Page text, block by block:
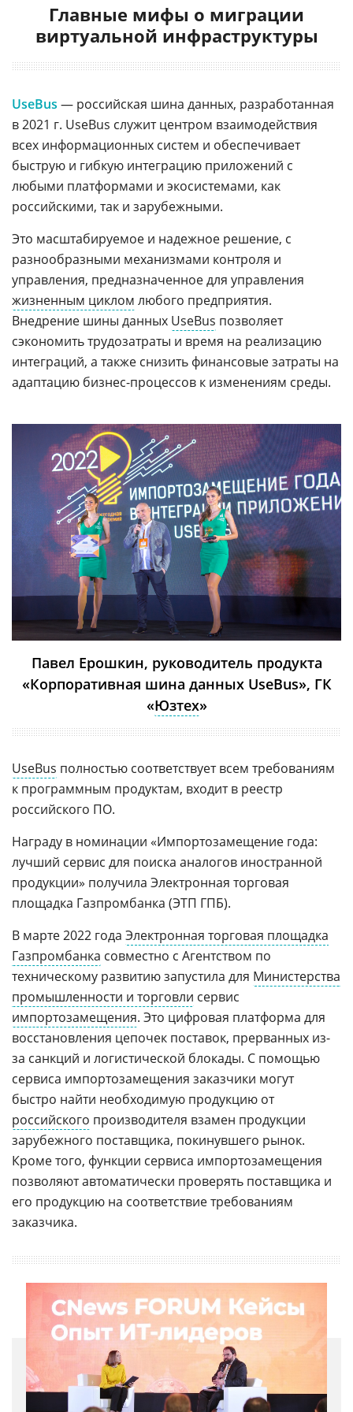
Главные мифы о миграции
виртуальной инфраструктуры
UseBus — российская шина данных, разработанная
в 2021 г. UseBus служит центром взаимодействия
всех информационных систем и обеспечивает
быструю и гибкую интеграцию приложений с
любыми платформами и экосистемами, как
российскими, так и зарубежными.
Это масштабируемое и надежное решение, с
разнообразными механизмами контроля и
управления, предназначенное для управления
жизненным циклом любого предприятия.
Внедрение шины данных UseBus позволяет
сэкономить трудозатраты и время на реализацию
интеграций, а также снизить финансовые затраты на
адаптацию бизнес-процессов к изменениям среды.
Павел Ерошкин, руководитель продукта
«Корпоративная шина данных UseBus», ГК
«Юзтех»
UseBus полностью соответствует всем требованиям
к программным продуктам, входит в реестр
российского ПО.
Награду в номинации «Импортозамещение года:
лучший сервис для поиска аналогов иностранной
продукции» получила Электронная торговая
площадка Газпромбанка (ЭТП ГПБ).
В марте 2022 года Электронная торговая площадка
Газпромбанка совместно с Агентством по
техническому развитию запустила для Министерства
промышленности и торговли сервис
импортозамещения. Это цифровая платформа для
восстановления цепочек поставок, прерванных из-
за санкций и логистической блокады. С помощью
сервиса импортозамещения заказчики могут
быстро найти необходимую продукцию от
российского производителя взамен продукции
зарубежного поставщика, покинувшего рынок.
Кроме того, функции сервиса импортозамещения
позволяют автоматически проверять поставщика и
его продукцию на соответствие требованиям
заказчика.